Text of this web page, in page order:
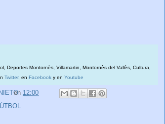
Deportes Montornès, Villamartin, Montornès del Vallès, Cultura,
Twitter, en Facebook y en Youtube
en 12:00